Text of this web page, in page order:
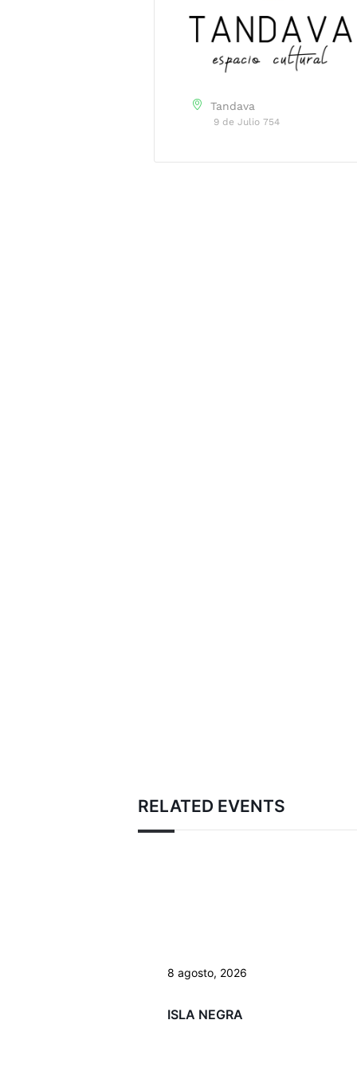
Tandava
9 de Julio 754
RELATED EVENTS
8 agosto, 2026
ISLA NEGRA